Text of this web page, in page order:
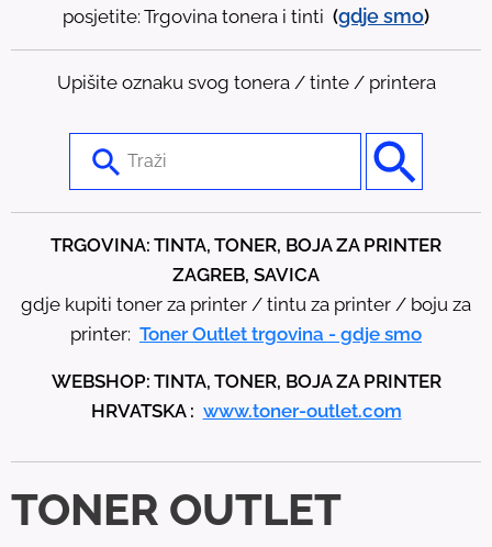
posjetite: Trgovina tonera i tinti (gdjesmo)
Upišite oznaku svog tonera / tinte / printera
t
a
TRGOVINA: TINTA, TONER, BOJA ZA PRINTER
ZAGREB, SAVICA
gdje kupiti toner za printer / tintu za printer / boju za
printer: Toner Outlet trgovina - gdje smo
WEBSHOP: TINTA, TONER, BOJA ZA PRINTER
HRVATSKA : www.toner-outlet.com
TONER OUTLET